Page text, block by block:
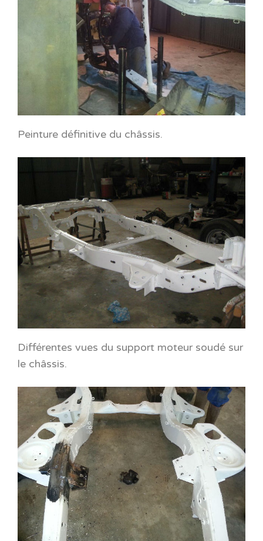
Peinture définitive du châssis.
Différentes vues du support moteur soudé sur
le châssis.